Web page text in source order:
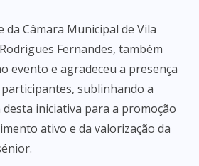
da Câmara Municipal de Vila
Fernandes, também
evento e agradeceu a presença
sublinhando a
iniciativa para a promoção
ativo e da valorização da